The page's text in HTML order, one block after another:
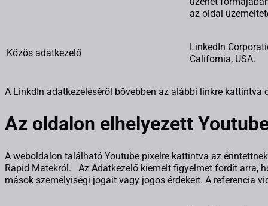
az oldal
Közös adatkezelő
LinkedIn
California, USA.
A LinkdIn adatkezeléséről bővebben az alábbi linkre kattintva
Az oldalon elhelyezett
A weboldalon található Youtube pixelre kattintva az
Rapid Matekról. Az Adatkezelő kiemelt figyelmet fordít arra,
mások személyiségi jogait vagy jogos érdekeit. A referencia